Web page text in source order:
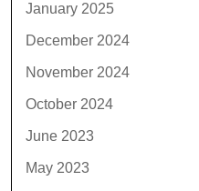
January 2025
December 2024
November 2024
October 2024
June 2023
May 2023